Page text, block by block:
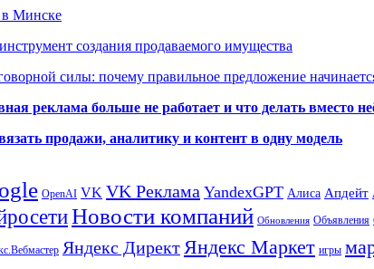
Минске
создания продаваемого имущества
силы: почему правильное предложение
реклама больше не работает и что делать вместо
продажи, аналитику и контент в одну модель
OpenAI VK VK Реклама YandexGPT Алиса Апдейт
Новости компаний Обновления Объявления
Яндекс Директ Яндекс Маркет игры